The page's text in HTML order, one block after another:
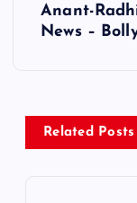
Anant-
News –
Related Posts